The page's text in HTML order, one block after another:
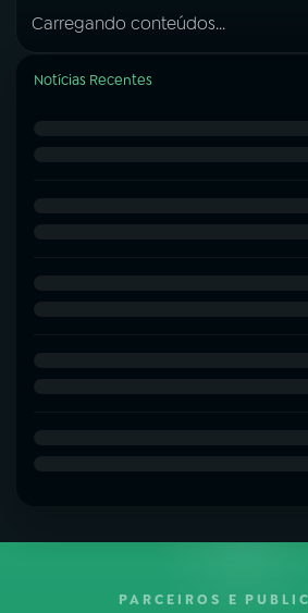
Carregando conteúdos...
Notícias Recentes
PARCEIROS E